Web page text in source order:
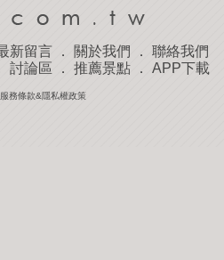
新留言 ． 關於我們 ． 聯絡我們
討論區 ． 推薦景點． APP下載
務條款&隱私權政策